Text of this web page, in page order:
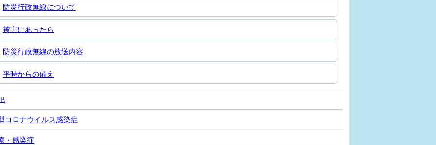
防災行政無線について
被害にあったら
防災行政無線の放送内容
平時からの備え
コロナウイルス感染症
・感染症